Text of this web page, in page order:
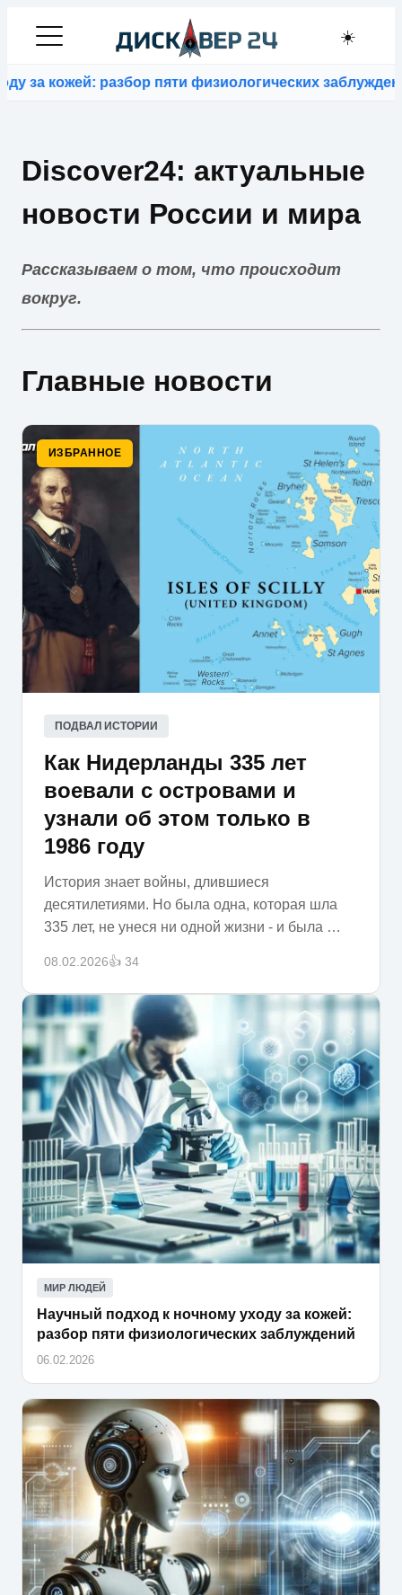
☀️
пяти физиологических заблуждений⚡ИИ
Discover24: актуальные
новости России и мира
Рассказываем о том, что происходит
вокруг.
Главные новости
ИЗБРАННОЕ
ПОДВАЛ ИСТОРИИ
Как Нидерланды 335 лет
воевали с островами и
узнали об этом только в
1986 году
История знает войны, длившиеся
десятилетиями. Но была одна, которая шла
335 лет, не унеся ни одной жизни - и была …
08.02.2026👍 34
МИР ЛЮДЕЙ
Научный подход к ночному уходу за кожей:
разбор пяти физиологических заблуждений
06.02.2026